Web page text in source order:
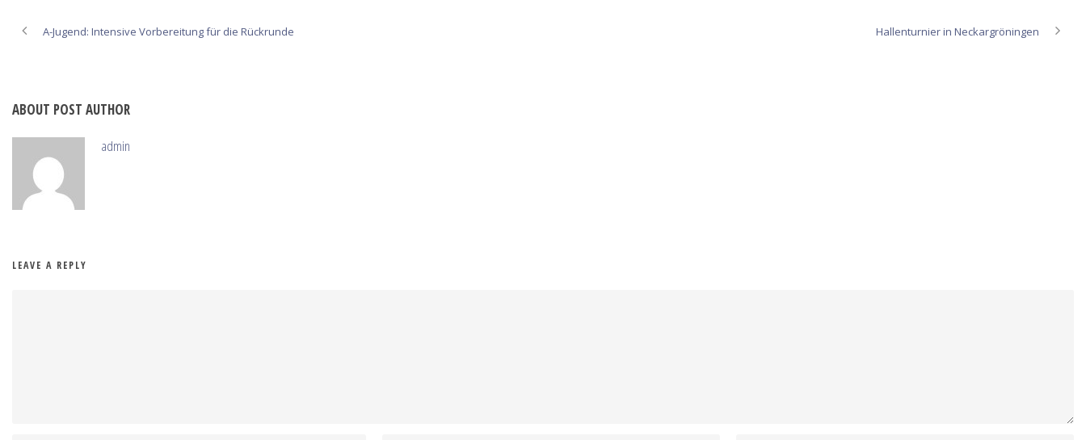
A-Jugend: Intensive Vorbereitung für die Rückrunde Hallenturnier in Neckargröningen
ABOUT POST AUTHOR
admin
LEAVE A REPLY